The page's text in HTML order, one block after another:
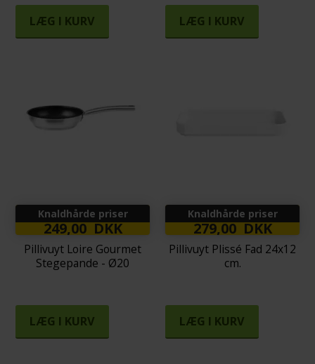
LÆG I KURV LÆG I KURV
Knaldhårde priser
249,00 DKK
Pillivuyt Loire Gourmet
Stegepande - Ø20
LÆG I KURV
Knaldhårde priser
279,00 DKK
Pillivuyt Plissé Fad 24x12
cm.
LÆG I KURV